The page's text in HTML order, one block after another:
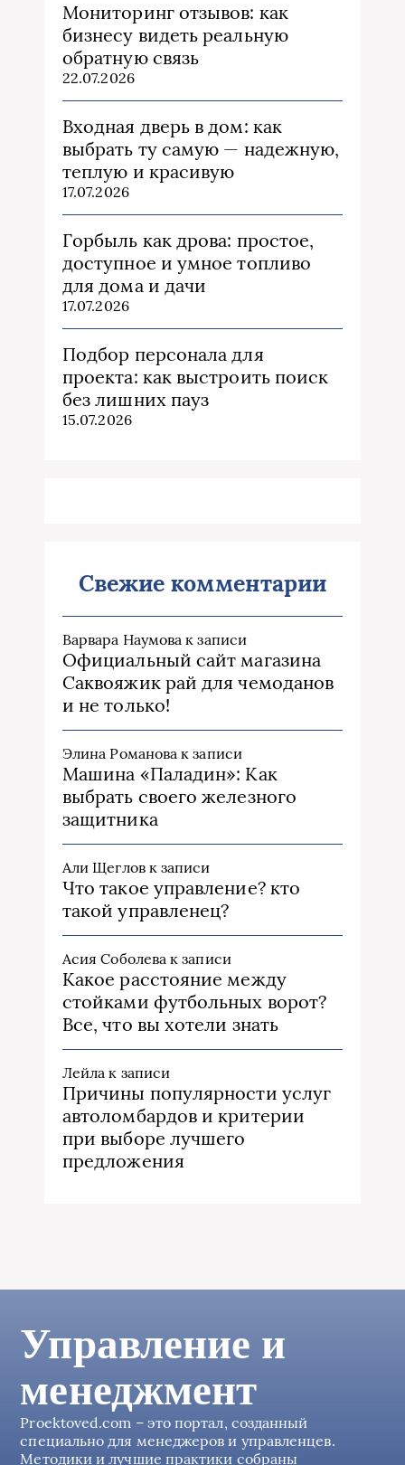
Мониторинг отзывов: как
бизнесу видеть реальную
обратную связь
22.07.2026
Входная дверь в дом: как
выбрать ту самую — надежную,
теплую и красивую
17.07.2026
Горбыль как дрова: простое,
доступное и умное топливо
для дома и дачи
17.07.2026
Подбор персонала для
проекта: как выстроить поиск
без лишних пауз
15.07.2026
Свежие комментарии
Варвара Наумова к записи
Официальный сайт магазина
Саквояжик рай для чемоданов
и не только!
Элина Романова к записи
Машина «Паладин»: Как
выбрать своего железного
защитника
Али Щегловк записи
Что такое управление? кто
такой управленец?
Асия Соболева к записи
Какое расстояние между
стойками футбольных ворот?
Все, что вы хотели знать
Лейла к записи
Причины популярности услуг
автоломбардов и критерии
при выборе лучшего
предложения
Управление и
менеджмент
Proektoved.com – это портал, созданный
специально для менеджеров и управленцев.
Методики и лучшие практики собраны